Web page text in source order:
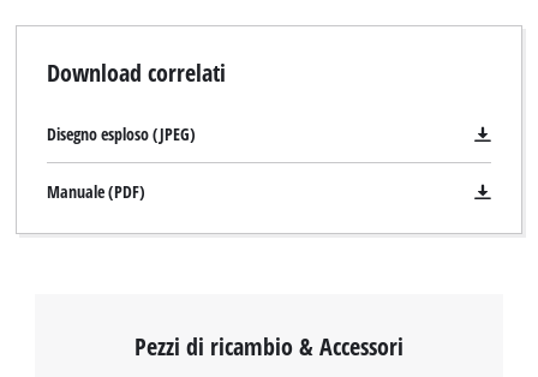
Download correlati
Disegno esploso (JPEG)
Manuale (PDF)
Pezzi di ricambio & Accessori